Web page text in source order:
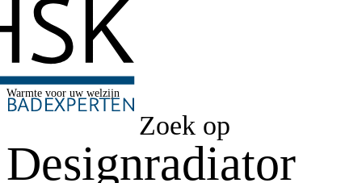
Zoek op
Warmte voor uw welzijn
Designradiator